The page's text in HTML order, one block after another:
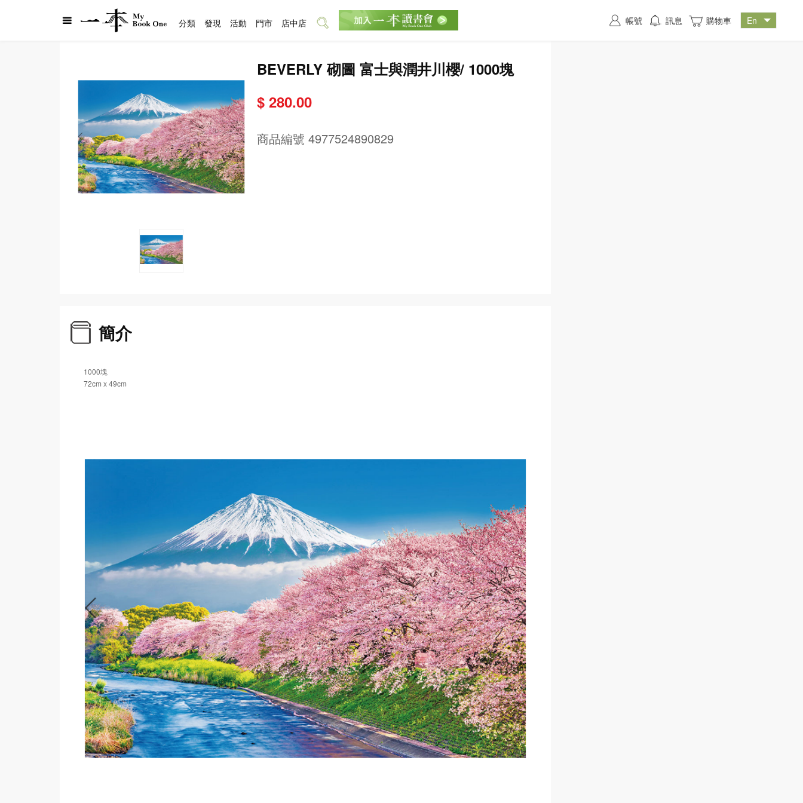
BEVERLY 砌圖 富士與潤井川櫻/ 1000塊
$ 280.00
商品編號 4977524890829
簡介
1000塊
72cm x 49cm
分類 發現 活動 門市 店中店 帳號 訊息 購物車